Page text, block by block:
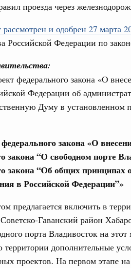
проезда через
рассмотрен и одобрен 27 марта
Российской Федерации по
федерального закона «О
Федерации об
Думу в установленном
закона «О
закона “О свободном порте
закона “Об общих принципах
в Российской Федерации”»
предлагается включить в
Гаванский район
порта Владивосток на
территории дополнительные
проектов. На первом этапе
бюджетные ассигнования.
июня, четверг
№20)
предприятиями ЖКХ и
задачах по подготовке к прохождению
№19)
мая, четверг
№18)
внебюджетных фондов за
мая, четверг